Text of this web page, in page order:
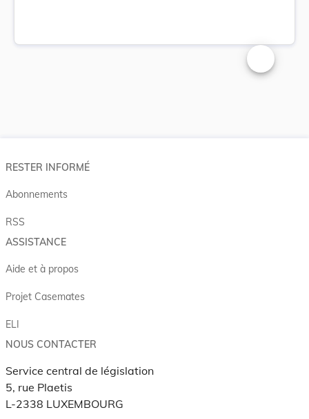
Changer la
RESTER INFORMÉ
Abonnements
RSS
ASSISTANCE
Aide et à propos
Projet Casemates
ELI
NOUS CONTACTER
Service central de législation
5, rue Plaetis
L-2338 LUXEMBOURG